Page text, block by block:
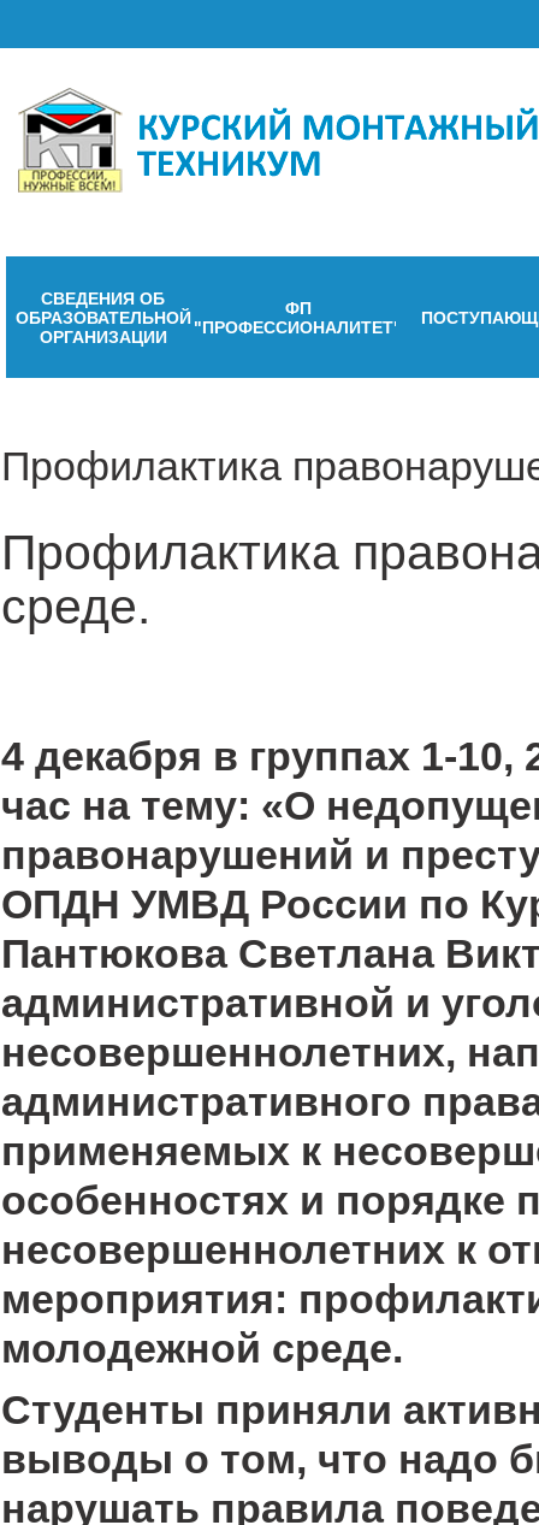
СВЕДЕНИЯ ОБ
ОБРАЗОВАТЕЛЬНОЙ
ОРГАНИЗАЦИИ
ФП
"ПРОФЕССИОНАЛИТЕТ"
Профилактика
Профилактика
среде.
4 декабря в группах 1-
час на тему: «О
правонарушений и
ОПДН УМВД России по
Пантюкова Светлана
административной и
несовершеннолетних,
административного
применяемых к
особенностях и порядке
несовершеннолетних к
мероприятия:
молодежной среде.
Студенты приняли
выводы о том, что надо
нарушать правила